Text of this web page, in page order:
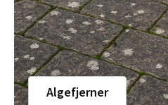
Algefjerner